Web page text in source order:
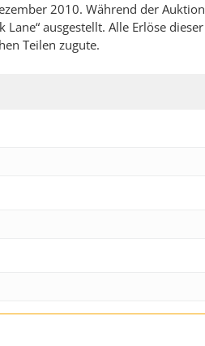
2010. Während der Auktion
ausgestellt. Alle Erlöse dieser
Teilen zugute.